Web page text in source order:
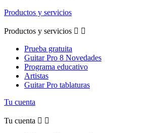
Productos y servicios
Productos y servicios  
Prueba gratuita
Guitar Pro 8 Novedades
Programa educativo
Artistas
Guitar Pro tablaturas
Tu cuenta
Tu cuenta  